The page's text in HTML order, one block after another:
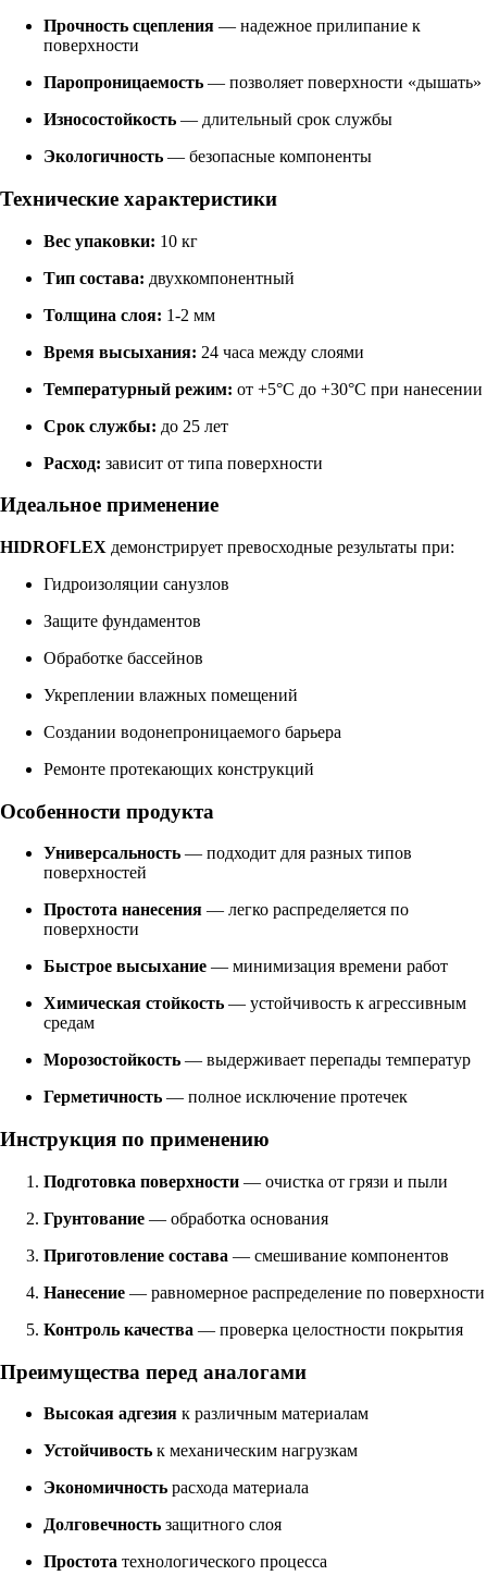
Прочность сцепления — надежное прилипание к
поверхности
Паропроницаемость — позволяет поверхности «дышать»
Износостойкость — длительный срок службы
Экологичность — безопасные компоненты
Технические характеристики
Вес упаковки: 10 кг
Тип состава: двухкомпонентный
Толщина слоя: 1-2 мм
Время высыхания: 24 часа между слоями
Температурный режим: от +5°C до +30°C при нанесении
Срок службы: до 25 лет
Расход: зависит от типа поверхности
Идеальное применение
HIDROFLEX демонстрирует превосходные результаты при:
Гидроизоляции санузлов
Защите фундаментов
Обработке бассейнов
Укреплении влажных помещений
Создании водонепроницаемого барьера
Ремонте протекающих конструкций
Особенности продукта
Универсальность — подходит для разных типов
поверхностей
Простота нанесения — легко распределяется по
поверхности
Быстрое высыхание — минимизация времени работ
Химическая стойкость — устойчивость к агрессивным
средам
Морозостойкость — выдерживает перепады температур
Герметичность — полное исключение протечек
Инструкция по применению
Подготовка поверхности — очистка от грязи и пыли
Грунтование — обработка основания
Приготовление состава — смешивание компонентов
Нанесение — равномерное распределение по поверхности
Контроль качества — проверка целостности покрытия
Преимущества перед аналогами
Высокая адгезия к различным материалам
Устойчивость к механическим нагрузкам
Экономичность расхода материала
Долговечность защитного слоя
Простота технологического процесса